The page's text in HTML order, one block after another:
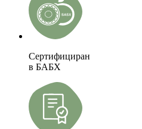
Сертифициран
в БАБХ